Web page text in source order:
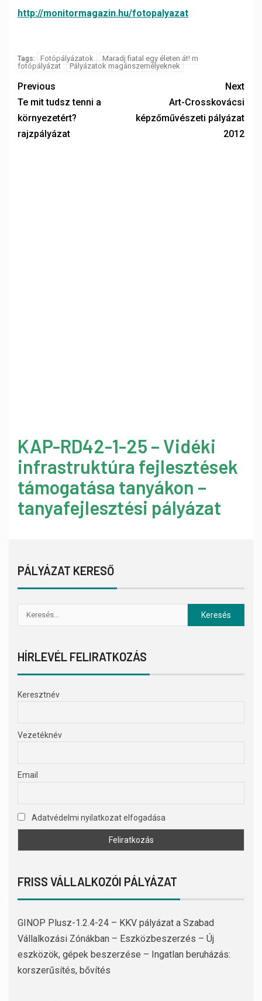
http://monitormagazin.hu/fotopalyazat
Tags: Fotópályázatok
Maradj fiatal egy életen át! m
fotópályázat
Pályázatok magánszemélyeknek
Previous
Te mit tudsz tenni a
környezetért?
rajzpályázat
Next
Art-Crosskovácsi
képzőművészeti pályázat
2012
KAP-RD42-1-25 – Vidéki
infrastruktúra fejlesztések
támogatása tanyákon –
tanyafejlesztési pályázat
PÁLYÁZAT KERESŐ
HÍRLEVÉL FELIRATKOZÁS
Keresztnév
Vezetéknév
Email
Adatvédelmi nyilatkozat elfogadása
FRISS VÁLLALKOZÓI PÁLYÁZAT
GINOP Plusz-1.2.4-24 – KKV pályázat a Szabad
Vállalkozási Zónákban – Eszközbeszerzés – Új
eszközök, gépek beszerzése – Ingatlan beruházás:
korszerűsítés, bővítés